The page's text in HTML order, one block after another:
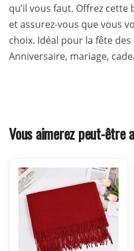
qu’il vous faut. Offrez
et assurez-vous que vous
choix. Idéal pour la fête des
Anniversaire, mariage,
Vous aimerez peut-être